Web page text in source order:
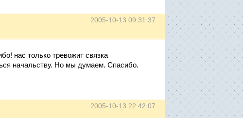
2005-10-13 09:31:37
нас только тревожит связка
начальству. Но мы думаем. Спасибо.
2005-10-13 22:42:07